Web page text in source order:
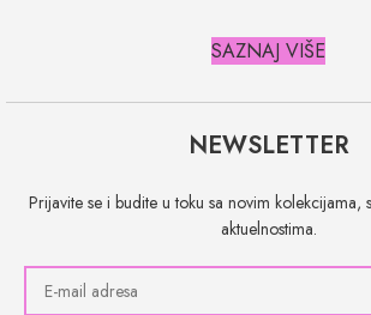
SAZNAJ VIŠE
NEWSLETTER
Prijavite se i budite u toku sa novim kolekcijama,
aktuelnostima.